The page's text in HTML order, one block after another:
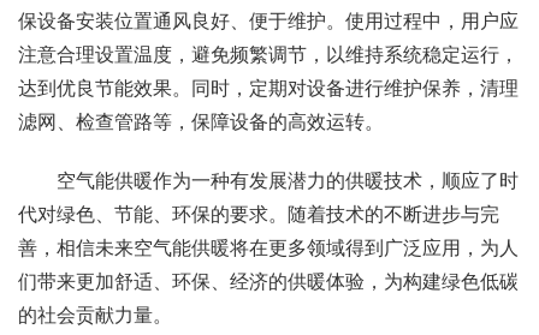
保设备安装位置通风良好、便于维护。使用过程中，用户应
注意合理设置温度，避免频繁调节，以维持系统稳定运行，
达到优良节能效果。同时，定期对设备进行维护保养，清理
滤网、检查管路等，保障设备的高效运转。
空气能供暖作为一种有发展潜力的供暖技术，顺应了时
代对绿色、节能、环保的要求。随着技术的不断进步与完
善，相信未来空气能供暖将在更多领域得到广泛应用，为人
们带来更加舒适、环保、经济的供暖体验，为构建绿色低碳
的社会贡献力量。